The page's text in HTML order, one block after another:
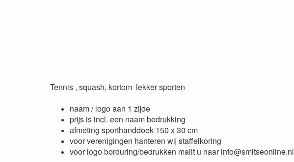
Tennis , squash, kortom lekker sporten
naam / logo aan 1 zijde
prijs is incl. een naam bedrukking
afmeting sporthanddoek 150 x 30 cm
voor verenigingen hanteren wij staffelkoring
voor logo borduring/bedrukken mailt u naar info@smitseonline.nl